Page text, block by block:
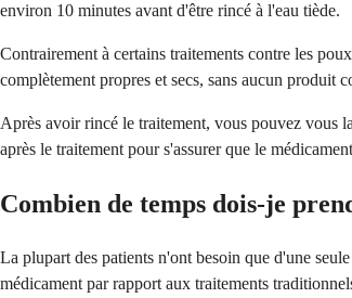
environ 10 minutes avant d'être rincé à l'eau tiède.
Contrairement à certains traitements contre les
complètement propres et secs, sans aucun
Après avoir rincé le traitement, vous pouvez vous
après le traitement pour s'assurer que le
Combien de temps dois-je
La plupart des patients n'ont besoin que d'une
médicament par rapport aux traitements